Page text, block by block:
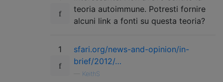
teoria autoimmune. Potresti fornire
alcuni link a fonti su questa teoria?
1
sfari.org/news-and-opinion/in-
brief/2012/…
KeithS